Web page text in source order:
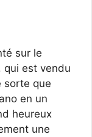
sur le
qui est vendu
sorte que
en un
heureux
une